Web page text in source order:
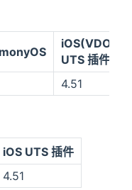
iOS(VDOM)
UTS 插件
4.51
iOS UTS 插件
4.51